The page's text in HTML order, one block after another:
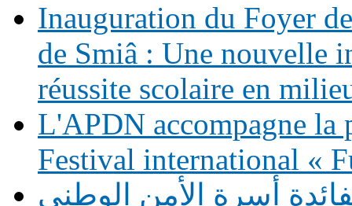
Inauguration du Foyer
de Smiâ : Une nouvelle
réussite scolaire en
L'APDN accompagne la
Festival international «
أسرة الأمن الوطني